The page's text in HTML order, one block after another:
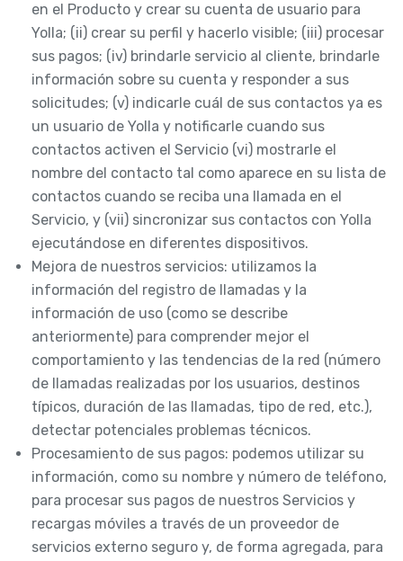
en el Producto y crear su cuenta de usuario para
Yolla; (ii) crear su perfil y hacerlo visible; (iii) procesar
sus pagos; (iv) brindarle servicio al cliente, brindarle
información sobre su cuenta y responder a sus
solicitudes; (v) indicarle cuál de sus contactos ya es
un usuario de Yolla y notificarle cuando sus
contactos activen el Servicio (vi) mostrarle el
nombre del contacto tal como aparece en su lista de
contactos cuando se reciba una llamada en el
Servicio, y (vii) sincronizar sus contactos con Yolla
ejecutándose en diferentes dispositivos.
Mejora de nuestros servicios: utilizamos la
información del registro de llamadas y la
información de uso (como se describe
anteriormente) para comprender mejor el
comportamiento y las tendencias de la red (número
de llamadas realizadas por los usuarios, destinos
típicos, duración de las llamadas, tipo de red, etc.),
detectar potenciales problemas técnicos.
Procesamiento de sus pagos: podemos utilizar su
información, como su nombre y número de teléfono,
para procesar sus pagos de nuestros Servicios y
recargas móviles a través de un proveedor de
servicios externo seguro y, de forma agregada, para